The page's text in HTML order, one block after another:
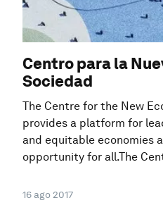
Centro para la
Sociedad
The Centre for the New
provides a platform for
and equitable economies
opportunity for all.The
16 ago 2017